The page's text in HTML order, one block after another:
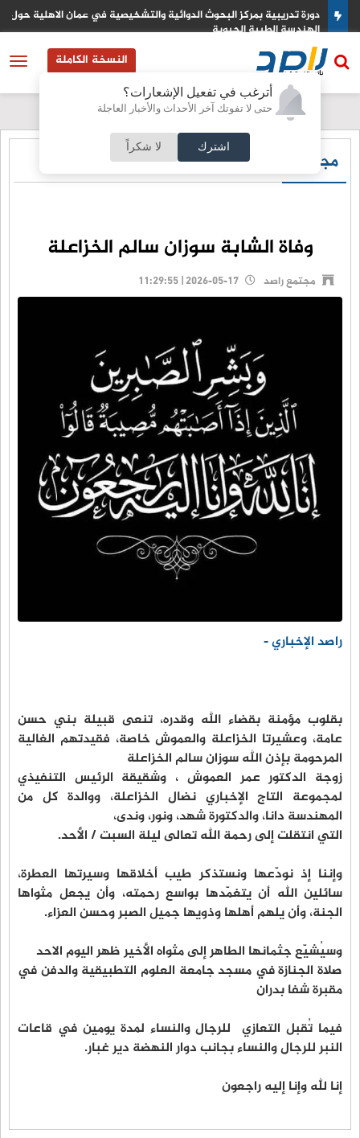
أترغب في تفعيل الإشعارات؟
حتى لا تفوتك آخر الأحداث والأخبار العاجلة
اشترك لا شكراً
دورة تدريبية بمركز البحوث الدوائية والتشخيصية في عمان الاهلية حول
الهندسة الطبية الحيوية
النسخة الكاملة
مجتمع راصد
وفاة الشابة سوزان سالم الخزاعلة
مجتمع راصد
راصد الإخباري -
بقلوب مؤمنة بقضاء الله وقدره، تنعى قبيلة بني حسن
عامة، وعشيرتا الخزاعلة والعموش خاصة، فقيدتهم الغالية
المرحومة بإذن الله سوزان سالم الخزاعلة
زوجة الدكتور عمر العموش ، وشقيقة الرئيس التنفيذي
لمجموعة التاج الإخباري نضال الخزاعلة، ووالدة كل من
المهندسة دانا، والدكتورة شهد، ونور، وندى،
التي انتقلت إلى رحمة الله تعالى ليلة السبت / الأحد.
وإننا إذ نودّعها ونستذكر طيب أخلاقها وسيرتها العطرة،
سائلين الله أن يتغمّدها بواسع رحمته، وأن يجعل مثواها
الجنة، وأن يلهم أهلها وذويها جميل الصبر وحسن العزاء.
وسيُشيّع جثمانها الطاهر إلى مثواه الأخير ظهر اليوم الاحد
صلاة الجنازة في مسجد جامعة العلوم التطبيقية والدفن في
مقبرة شفا بدران
فيما تُقبل التعازي للرجال والنساء لمدة يومين في قاعات
النبر للرجال والنساء بجانب دوار النهضة دير غبار.
إنا لله وإنا إليه راجعون